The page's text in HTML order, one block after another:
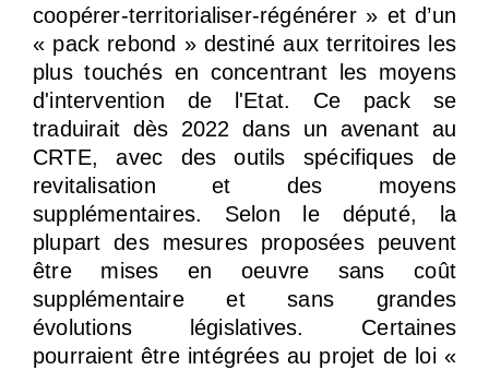
coopérer-territorialiser-régénérer » et d’un
« pack rebond » destiné aux territoires les
plus touchés en concentrant les moyens
d'intervention de l'Etat. Ce pack se
traduirait dès 2022 dans un avenant au
CRTE, avec des outils spécifiques de
revitalisation et des moyens
supplémentaires. Selon le député, la
plupart des mesures proposées peuvent
être mises en oeuvre sans coût
supplémentaire et sans grandes
évolutions législatives. Certaines
pourraient être intégrées au projet de loi «